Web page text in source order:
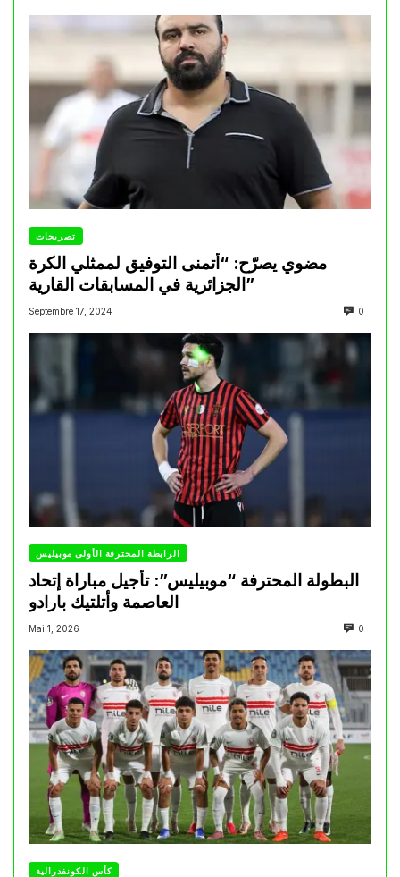
تصريحات
مضوي يصرّح: “أتمنى التوفيق لممثلي الكرة
الجزائرية في المسابقات القارية”
Septembre 17, 2024 0
الرابطة المحترفة الأولى موبيليس
البطولة المحترفة “موبيليس”: تأجيل مباراة إتحاد
العاصمة وأتلتيك بارادو
Mai 1, 2026 0
كأس الكونفدرالية